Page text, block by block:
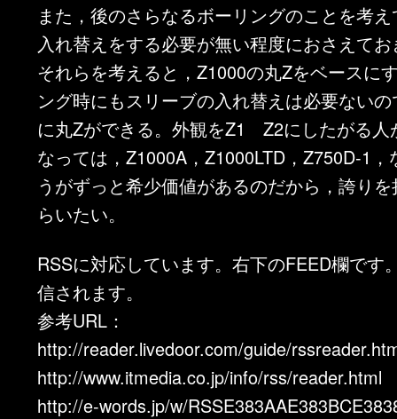
また，後のさらなるボーリングのことを考
入れ替えをする必要が無い程度におさえて
それらを考えると，Z1000の丸Zをベースに
ング時にもスリーブの入れ替えは必要ない
に丸Zができる。外観をZ1 Z2にしたがる人
なっては，Z1000A，Z1000LTD，Z750D-1
うがずっと希少価値があるのだから，誇り
らいたい。
RSSに対応しています。右下のFEED欄です
信されます。
参考URL：
http://reader.livedoor.com/guide/
http://www.itmedia.co.jp/info/rss/reader.html
http://e-words.jp/w/